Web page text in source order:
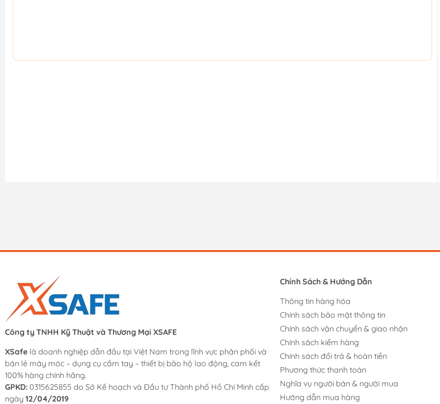
Công ty TNHH Kỹ Thuật và Thương Mại XSAFE
XSafe là doanh nghiệp dẫn đầu tại Việt Nam trong lĩnh vực phân phối và
bán lẻ máy móc – dụng cụ cầm tay – thiết bị bảo hộ lao động, cam kết
100% hàng chính hãng.
GPKD: 0315625855 do Sở Kế hoạch và Đầu tư Thành phố Hồ Chí Minh cấp
ngày 12/04/2019
Chính Sách & Hướng Dẫn
Thông tin hàng hóa
Chính sách bảo mật thông tin
Chính sách vận chuyển & giao nhận
Chính sách kiểm hàng
Chính sách đổi trả & hoàn tiền
Phương thức thanh toán
Nghĩa vụ người bán & người mua
Hướng dẫn mua hàng